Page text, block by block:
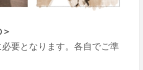
要となります。各自でご準